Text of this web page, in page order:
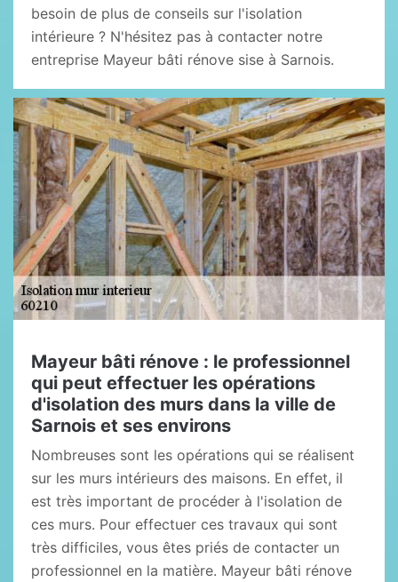
besoin de plus de conseils sur l'isolation
intérieure ? N'hésitez pas à contacter notre
entreprise Mayeur bâti rénove sise à Sarnois.
Mayeur bâti rénove : le professionnel
qui peut effectuer les opérations
d'isolation des murs dans la ville de
Sarnois et ses environs
Nombreuses sont les opérations qui se réalisent
sur les murs intérieurs des maisons. En effet, il
est très important de procéder à l'isolation de
ces murs. Pour effectuer ces travaux qui sont
très difficiles, vous êtes priés de contacter un
professionnel en la matière. Mayeur bâti rénove